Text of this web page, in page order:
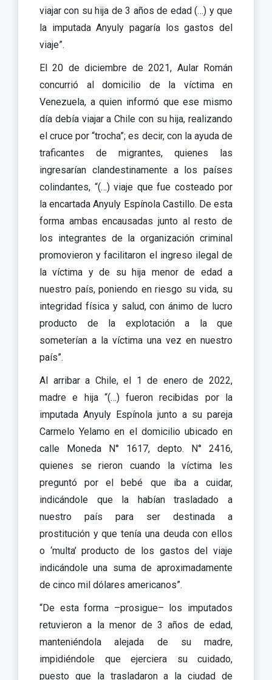
viajar con su hija de 3 años de edad (…) y que
la imputada Anyuly pagaría los gastos del
viaje”.
El 20 de diciembre de 2021, Aular Román
concurrió al domicilio de la víctima en
Venezuela, a quien informó que ese mismo
día debía viajar a Chile con su hija, realizando
el cruce por “trocha”; es decir, con la ayuda de
traficantes de migrantes, quienes las
ingresarían clandestinamente a los países
colindantes, “(…) viaje que fue costeado por
la encartada Anyuly Espínola Castillo. De esta
forma ambas encausadas junto al resto de
los integrantes de la organización criminal
promovieron y facilitaron el ingreso ilegal de
la víctima y de su hija menor de edad a
nuestro país, poniendo en riesgo su vida, su
integridad física y salud, con ánimo de lucro
producto de la explotación a la que
someterían a la víctima una vez en nuestro
país”.
Al arribar a Chile, el 1 de enero de 2022,
madre e hija “(…) fueron recibidas por la
imputada Anyuly Espínola junto a su pareja
Carmelo Yelamo en el domicilio ubicado en
calle Moneda N° 1617, depto. N° 2416,
quienes se rieron cuando la víctima les
preguntó por el bebé que iba a cuidar,
indicándole que la habían trasladado a
nuestro país para ser destinada a
prostitución y que tenía una deuda con ellos
o ‘multa’ producto de los gastos del viaje
indicándole una suma de aproximadamente
de cinco mil dólares americanos”.
“De esta forma –prosigue– los imputados
retuvieron a la menor de 3 años de edad,
manteniéndola alejada de su madre,
impidiéndole que ejerciera su cuidado,
puesto que la trasladaron a la ciudad de